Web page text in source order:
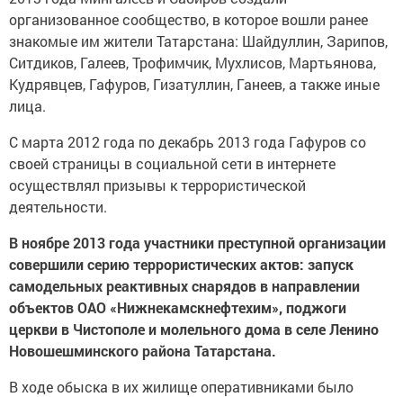
организованное сообщество, в которое вошли ранее
знакомые им жители Татарстана: Шайдуллин, Зарипов,
Ситдиков, Галеев, Трофимчик, Мухлисов, Мартьянова,
Кудрявцев, Гафуров, Гизатуллин, Ганеев, а также иные
лица.
С марта 2012 года по декабрь 2013 года Гафуров со
своей страницы в социальной сети в интернете
осуществлял призывы к террористической
деятельности.
В ноябре 2013 года участники преступной организации
совершили серию террористических актов: запуск
самодельных реактивных снарядов в направлении
объектов ОАО «Нижнекамскнефтехим», поджоги
церкви в Чистополе и молельного дома в селе Ленино
Новошешминского района Татарстана.
В ходе обыска в их жилище оперативниками было